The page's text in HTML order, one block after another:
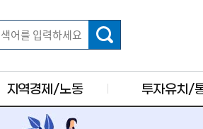
지역경제/노동 투자유치/